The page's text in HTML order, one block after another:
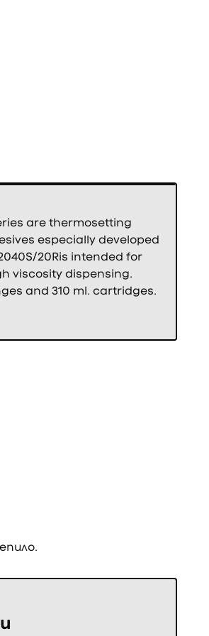
are thermosetting
especially developed
20Ris intended for
viscosity dispensing.
and 310 ml. cartridges.